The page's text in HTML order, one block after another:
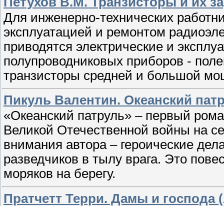
Для инженерно-технических
эксплуатацией и ремонтом
приводятся электрические и
полупроводниковых приборов -
транзисторы средней и большой
Пикуль Валентин. Океанский
«Океанский патруль» – первый
Великой Отечественной войны на
внимания автора – героические
разведчиков в тылу врага. Это
моряков на берегу.
Пратчетт Терри. Дамы и господа